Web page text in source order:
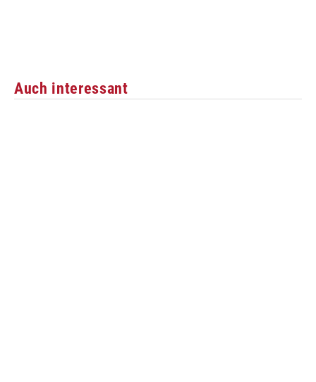
Auch interessant